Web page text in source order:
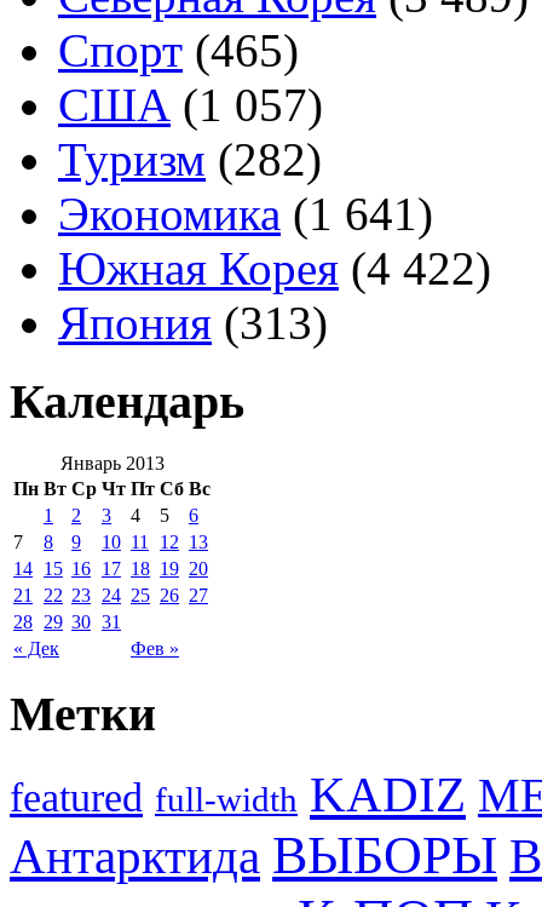
Спорт (465)
США (1 057)
Туризм (282)
Экономика (1 641)
Южная Корея (4 422)
Япония (313)
Календарь
Январь 2013
Пн Вт Ср Чт Пт Сб Вс
« Дек Фев »
1 2 3 4 5
6
7
8 9 10 11 12 13
14 15 16 17 18 19 20
21
22 23 24 25 26 27
28 29 30 31
Метки
featured full-width KADIZ
Антарктида ВЫБОРЫ